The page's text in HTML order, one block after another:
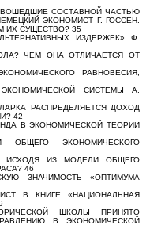
СОСТАВНОЙ ЧАСТЬЮ
ЭКОНОМИСТ Г. ГОССЕН.
ИХ СУЩЕСТВО? 35
ИЗДЕРЖЕК» Ф.
ЧЕМ ОНА ОТЛИЧАЕТСЯ ОТ
РАВНОВЕСИЯ,
СИСТЕМЫ А.
РАСПРЕДЕЛЯЕТСЯ ДОХОД
42
В ЭКОНОМИЧЕСКОЙ ТЕОРИИ
ЭКОНОМИЧЕСКОГО
ИЗ МОДЕЛИ ОБЩЕГО
46
ЗНАЧИМОСТЬ «ОПТИМУМА
В КНИГЕ «НАЦИОНАЛЬНАЯ
ШКОЛЫ ПРИНЯТО
В ЭКОНОМИЧЕСКОЙ